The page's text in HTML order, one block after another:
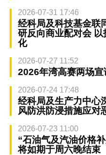
2026-07-31 17:46
经科局及科技基金联
研反向商业配对会
化
2026-07-27 11:52
2026年湾高赛两场
2026-07-24 17:48
经科局及生产力中心
风防洪防浸措施应对
2026-07-23 11:00
“石油气及汽油价格
将如期于周六晚结束